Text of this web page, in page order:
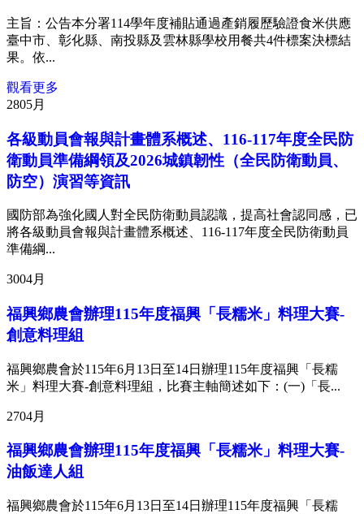
主旨：公告本分署114學年度補貼通過產銷履歷驗證食米供應
臺中市、彰化縣、南投縣及雲林縣學校用餐共4件標案決標結
果。依...
觀看更多
2805月
各級動員會報與計畫體系概述、116-117年度全民防
衛動員準備綱領及2026城鎮韌性（全民防衛動員、
防空）演習等資訊
國防部為強化國人對全民防衛動員認識，提高社會認同感，已
將各級動員會報與計畫體系概述、116-117年度全民防衛動員
準備綱...
3004月
福興鄉農會辦理115年度福興「長糯米」料理大賽-
創意料理組
福興鄉農會於115年6月13日至14日辦理115年度福興「長糯
米」料理大賽-創意料理組，比賽主軸簡述如下：(一)「長...
2704月
福興鄉農會辦理115年度福興「長糯米」料理大賽-
油飯達人組
福興鄉農會於115年6月13日至14日辦理115年度福興「長糯